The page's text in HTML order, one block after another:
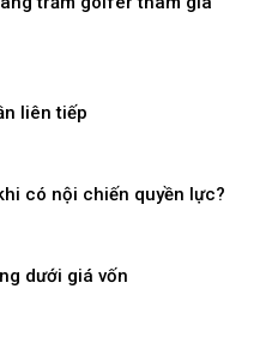
liên tiếp
có nội chiến quyền lực?
dưới giá vốn